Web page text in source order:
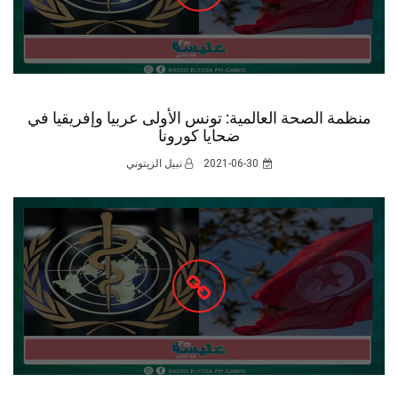
منظمة الصحة العالمية: تونس الأولى عربيا وإفريقيا في
ضحايا كورونا
2021-06-30 نبيل الزيتوني